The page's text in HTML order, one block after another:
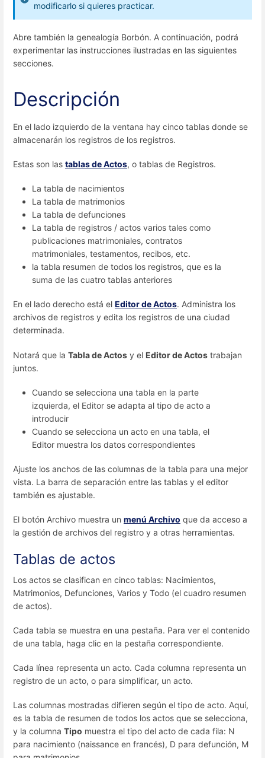
modificarlo si quieres practicar.
Abre también la genealogía Borbón. A continuación, podrá
experimentar las instrucciones ilustradas en las siguientes
secciones.
Descripción
En el lado izquierdo de la ventana hay cinco tablas donde se
almacenarán los registros de los registros.
Estas son las tablas de Actos, o tablas de Registros.
La tabla de nacimientos
La tabla de matrimonios
La tabla de defunciones
La tabla de registros / actos varios tales como
publicaciones matrimoniales, contratos
matrimoniales, testamentos, recibos, etc.
la tabla resumen de todos los registros, que es la
suma de las cuatro tablas anteriores
En el lado derecho está el Editor de Actos. Administra los
archivos de registros y edita los registros de una ciudad
determinada.
Notará que la Tabla de Actos y el Editor de Actos trabajan
juntos.
Cuando se selecciona una tabla en la parte
izquierda, el Editor se adapta al tipo de acto a
introducir
Cuando se selecciona un acto en una tabla, el
Editor muestra los datos correspondientes
Ajuste los anchos de las columnas de la tabla para una mejor
vista. La barra de separación entre las tablas y el editor
también es ajustable.
El botón Archivo muestra un menú Archivo que da acceso a
la gestión de archivos del registro y a otras herramientas.
Tablas de actos
Los actos se clasifican en cinco tablas: Nacimientos,
Matrimonios, Defunciones, Varios y Todo (el cuadro resumen
de actos).
Cada tabla se muestra en una pestaña. Para ver el contenido
de una tabla, haga clic en la pestaña correspondiente.
Cada línea representa un acto. Cada columna representa un
registro de un acto, o para simplificar, un acto.
Las columnas mostradas difieren según el tipo de acto. Aquí,
es la tabla de resumen de todos los actos que se selecciona,
y la columna Tipo muestra el tipo del acto de cada fila: N
para nacimiento (naissance en francés), D para defunción, M